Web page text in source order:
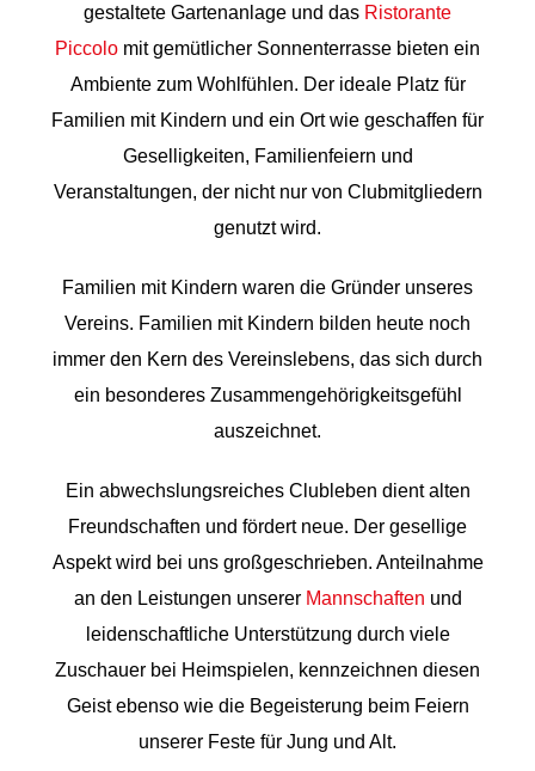
gestaltete Gartenanlage und das Ristorante
Piccolo mit gemütlicher Sonnenterrasse bieten ein
Ambiente zum Wohlfühlen. Der ideale Platz für
Familien mit Kindern und ein Ort wie geschaffen für
Geselligkeiten, Familienfeiern und
Veranstaltungen, der nicht nur von Clubmitgliedern
genutzt wird.
Familien mit Kindern waren die Gründer unseres
Vereins. Familien mit Kindern bilden heute noch
immer den Kern des Vereinslebens, das sich durch
ein besonderes Zusammengehörigkeitsgefühl
auszeichnet.
Ein abwechslungsreiches Clubleben dient alten
Freundschaften und fördert neue. Der gesellige
Aspekt wird bei uns großgeschrieben. Anteilnahme
an den Leistungen unserer Mannschaften und
leidenschaftliche Unterstützung durch viele
Zuschauer bei Heimspielen, kennzeichnen diesen
Geist ebenso wie die Begeisterung beim Feiern
unserer Feste für Jung und Alt.